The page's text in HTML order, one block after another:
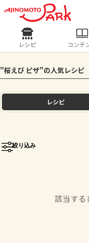
ログイン
ログイン
ホーム
トーク
レシピ
人気の食材・レシ
きゅうり な
レシピ コンテ
"桜えび ピザ"の人気レシピ
レシピ
絞り込み
該当する